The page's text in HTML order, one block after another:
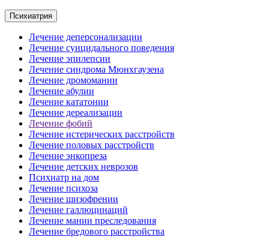
Психиатрия
Лечение деперсонализации
Лечение суицидального поведения
Лечение эпилепсии
Лечение синдрома Мюнхгаузена
Лечение дромомании
Лечение абулии
Лечение кататонии
Лечение дереализации
Лечение фобий
Лечение истерических расстройств
Лечение половых расстройств
Лечение энкопреза
Лечение детских неврозов
Психиатр на дом
Лечение психоза
Лечение шизофрении
Лечение галлюцинаций
Лечение мании преследования
Лечение бредового расстройства